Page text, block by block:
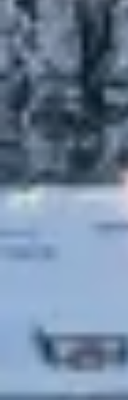
Advertenties